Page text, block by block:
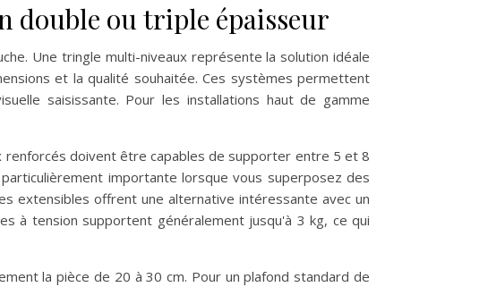
double ou triple épaisseur
Une tringle multi-niveaux représente la solution idéale
et la qualité souhaitée. Ces systèmes permettent
saisissante. Pour les installations haut de gamme
renforcés doivent être capables de supporter entre 5 et 8
importante lorsque vous superposez des
extensibles offrent une alternative intéressante avec un
à tension supportent généralement jusqu'à 3 kg, ce qui
la pièce de 20 à 30 cm. Pour un plafond standard de